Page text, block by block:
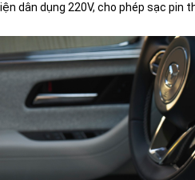
dân dụng 220V, cho phép sạc pin